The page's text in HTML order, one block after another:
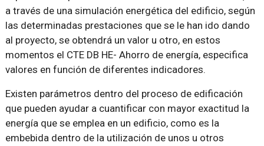
a través de una simulación energética del edificio, según
las determinadas prestaciones que se le han ido dando
al proyecto, se obtendrá un valor u otro, en estos
momentos el CTE DB HE- Ahorro de energía, especifica
valores en función de diferentes indicadores.
Existen parámetros dentro del proceso de edificación
que pueden ayudar a cuantificar con mayor exactitud la
energía que se emplea en un edificio, como es la
embebida dentro de la utilización de unos u otros